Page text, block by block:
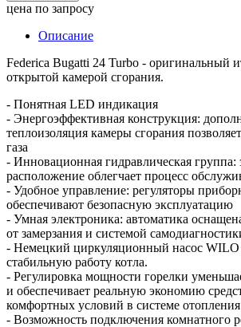
цена по запросу
Описание
Federica Bugatti 24 Turbo - оригинальный
открытой камерой сгорания.
- Понятная LED индикация
- Энергоэффективная конструкция:
теплоизоляция камеры сгорания
газа
- Инновационная гидравлическая группа:
расположение облегчает процесс
- Удобное управление: регуляторы
обеспечивают безопасную эксплуатацию
- Умная электроника: автоматика
от замерзания и системой
- Немецкий циркуляционный насос WILO
стабильную работу котла.
- Регулировка мощности горелки
и обеспечивает реальную экономию
комфортных условий в системе
- Возможность подключения комнатного